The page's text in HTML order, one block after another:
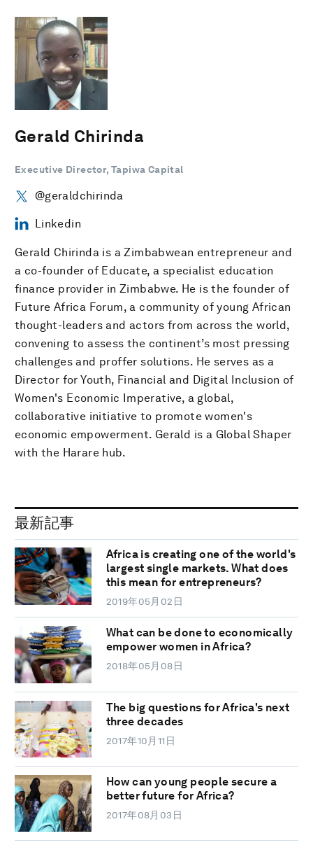
Gerald Chirinda
Executive Director, Tapiwa Capital
@geraldchirinda
Linkedin
Gerald Chirinda is a Zimbabwean entrepreneur and
a co-founder of Educate, a specialist education
finance provider in Zimbabwe. He is the founder of
Future Africa Forum, a community of young African
thought-leaders and actors from across the world,
convening to assess the continent’s most pressing
challenges and proffer solutions. He serves as a
Director for Youth, Financial and Digital Inclusion of
Women's Economic Imperative, a global,
collaborative initiative to promote women's
economic empowerment. Gerald is a Global Shaper
with the Harare hub.
最新記事
Africa is creating one of the world's
largest single markets. What does
this mean for entrepreneurs?
2019年05月02日
What can be done to economically
empower women in Africa?
2018年05月08日
The big questions for Africa's next
three decades
2017年10月11日
How can young people secure a
better future for Africa?
2017年08月03日